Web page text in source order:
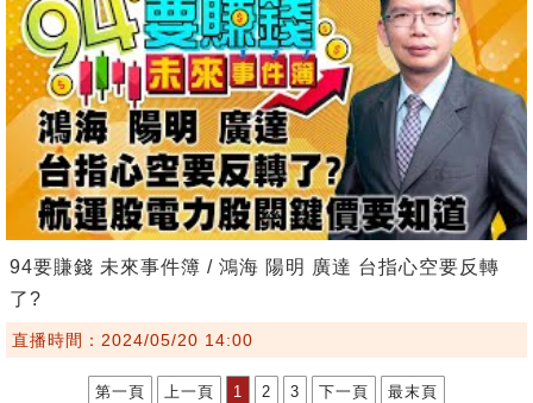
94要賺錢 未來事件簿 / 鴻海 陽明 廣達 台指心空要反轉
了?
直播時間：2024/05/20 14:00
第一頁 上一頁 1 2 3 下一頁 最末頁